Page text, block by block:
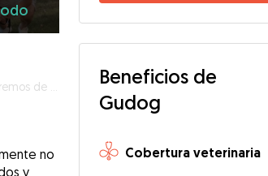
mucho gusto y cariño 😊
no
y
Beneficios de
Gudog
Cobertura veterinaria